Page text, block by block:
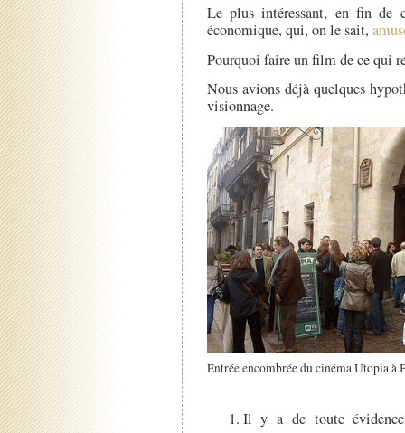
Le plus intéressant, en fin de
économique, qui, on le sait,
Pourquoi faire un film de ce qui
Nous avions déjà quelques
visionnage.
Entrée encombrée du cinéma Utopia à
Il y a de toute